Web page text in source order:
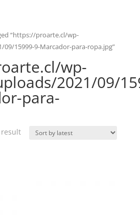
“https://proarte.cl/wp-
15999-9-Marcador-para-ropa.jpg”
wp-
2021/09/
para-